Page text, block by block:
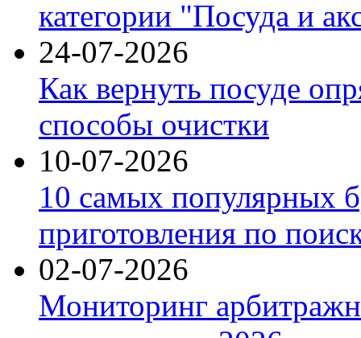
категории "Посуда и
24-07-2026
Как вернуть посуде
способы очистки
10-07-2026
10 самых популярных
приготовления по
02-07-2026
Мониторинг